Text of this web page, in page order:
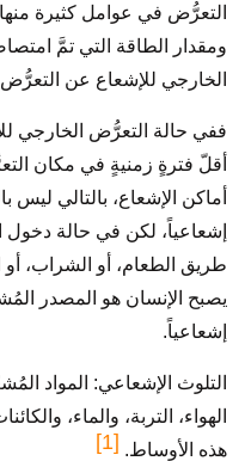
التعرُّض في عوامل كثيرة منها:
ومقدار الطاقة التي تمَّ
الخارجي للإشعاع عن التعرُّض
ففي حالة التعرُّض الخارجي
أقلّ فترةٍ زمنيةٍ في مكان
أماكن الإشعاع، بالتالي
إشعاعياً، لكن في حالة
طريق الطعام، أو الشراب، أو
يصبح الإنسان هو المصدر
إشعاعياً.
التلوث الإشعاعي: المواد
الهواء، التربة، والماء،
هذه الأوساط. [1]